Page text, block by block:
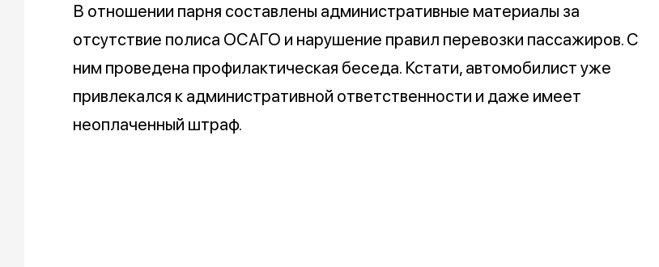
В отношении парня составлены административные материалы за
отсутствие полиса ОСАГО и нарушение правил перевозки пассажиров. С
ним проведена профилактическая беседа. Кстати, автомобилист уже
привлекался к административной ответственности и даже имеет
неоплаченный штраф.